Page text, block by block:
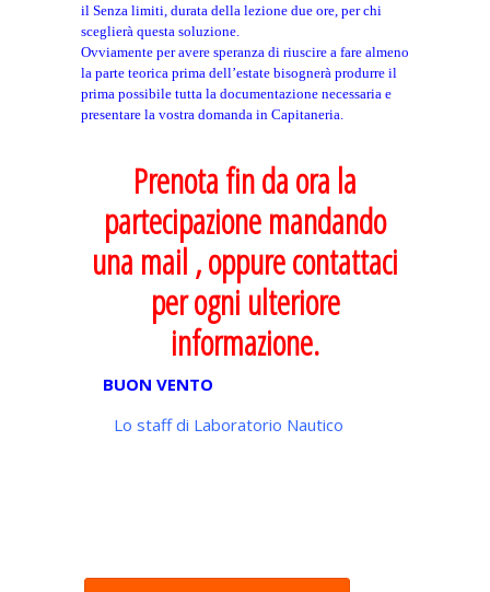
il Senza limiti, durata della lezione due ore, per chi
sceglierà questa soluzione.
Ovviamente per avere speranza di riuscire a fare almeno
la parte teorica prima dell’estate bisognerà produrre il
prima possibile tutta la documentazione necessaria e
presentare la vostra domanda in Capitaneria.
Prenota fin da ora la
partecipazione mandando
una mail , oppure contattaci
per ogni ulteriore
informazione.
BUON VENTO
Lo staff di Laboratorio Nautico